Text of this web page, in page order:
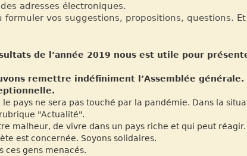
adresses électroniques.
formuler vos suggestions, propositions, questions.
de l’année 2019 nous est utile pour
remettre indéfiniment l’Assemblée générale.
le pays ne sera pas touché par la pandémie. Dans la
"Actualité".
malheur, de vivre dans un pays riche et qui peut réagir.
est concernée. Soyons solidaires.
ces gens menacés.